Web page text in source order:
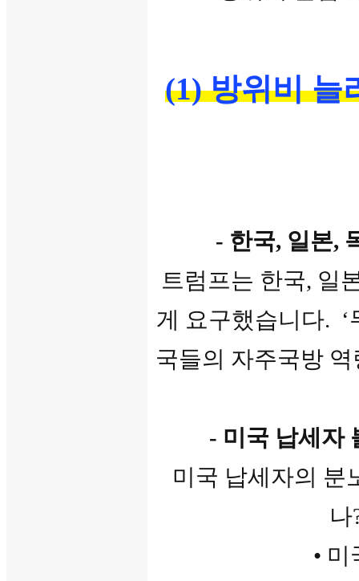
(1) 방위비 늘
- 한국, 일본,
트럼프는 한국, 일
게 요구했습니다. ‘
국들의 자주국방
- 미국 납세자
미국 납세자의 분
나
•